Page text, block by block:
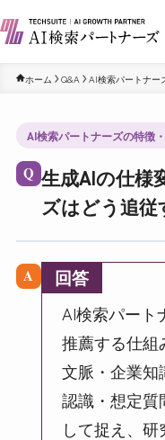
ホーム Q&A AI検索パートナー
AI検索パートナーズの特徴
Q 生成AIの仕様
ズはどう追
A 回答
AI検索パート
推薦する仕組
文脈・企業知
認識・想定
して捉え、